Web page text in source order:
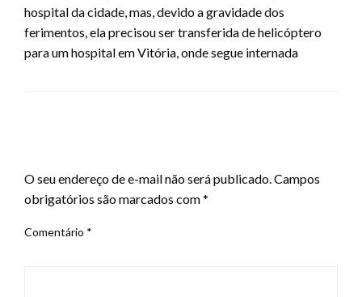
hospital da cidade, mas, devido a gravidade dos
ferimentos, ela precisou ser transferida de helicóptero
para um hospital em Vitória, onde segue internada
O seu endereço de e-mail não será publicado. Campos
obrigatórios são marcados com*
Comentário *